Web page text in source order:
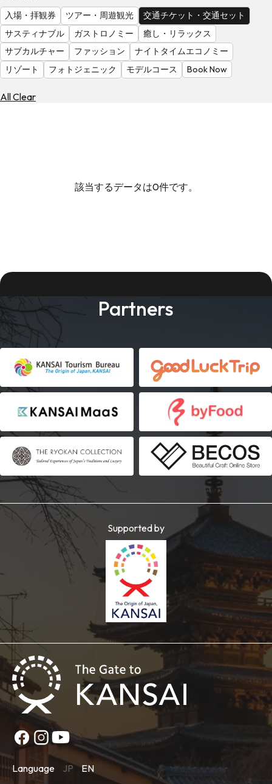
を
見
る
入場・拝観券 ツアー・周遊観光
交通チケット・交通セット
サスティナブル
ガストロノミー
癒し・リラックス
サブカルチャー
ファッション
ナイトタイムエコノミー
リゾート
フォトジェニック モデルコース Book Now
All Clear
該当するデータは0件です。
Partners
Supported by
Language JP EN